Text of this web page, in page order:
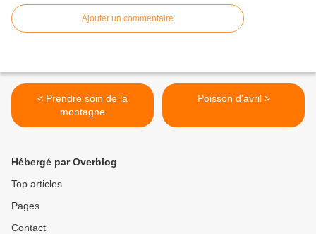
Ajouter un commentaire
< Prendre soin de la
montagne
Poisson d'avril >
Hébergé par Overblog
Top articles
Pages
Contact